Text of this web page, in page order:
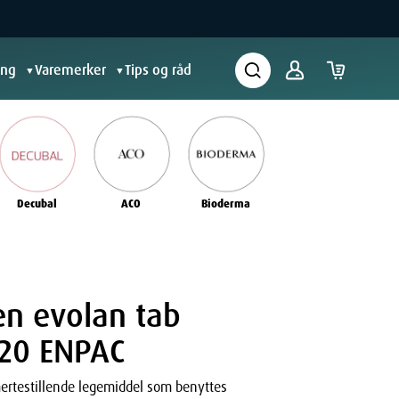
▼Varemerker ▼Tips og råd
Decubal ACO Bioderma
evolan tab
ENPAC
legemiddel som benyttes